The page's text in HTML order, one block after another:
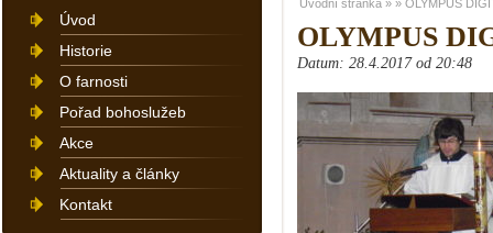
OLYMPUS
Datum: 28.4.2017 od 20:48
Úvodní stránka » » OLYMPUS
Úvod
Historie
O farnosti
Pořad bohoslužeb
Akce
Aktuality a články
Kontakt